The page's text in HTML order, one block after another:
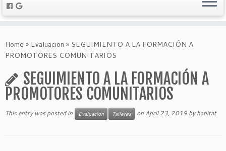
to
content
Home » Evaluacion » SEGUIMIENTO A LA FORMACIÓN A
PROMOTORES COMUNITARIOS
SEGUIMIENTO A LA FORMACIÓN A
PROMOTORES COMUNITARIOS
This entry was posted in Evaluacion Talleres on April 23, 2019 byhabitat